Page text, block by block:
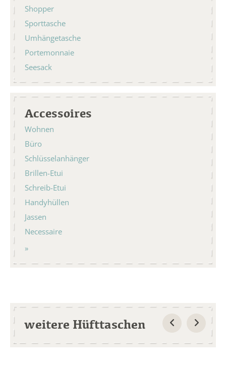
Shopper
Sporttasche
Umhängetasche
Portemonnaie
Seesack
Accessoires
Wohnen
Büro
Schlüsselanhänger
Brillen-Etui
Schreib-Etui
Handyhüllen
Jassen
Necessaire
weitere Hüfttaschen